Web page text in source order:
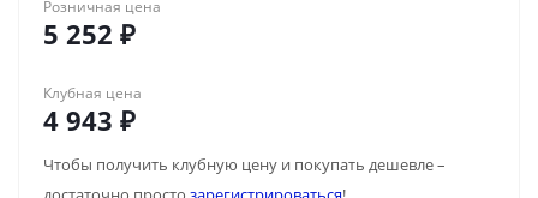
Розничная цена
5 252 ₽
Клубная цена
4 943 ₽
Чтобы получить клубную цену и покупать дешевле –